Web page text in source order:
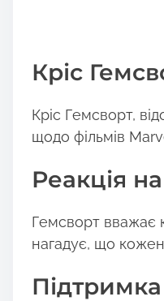
o
s
Кріс
Кріс Гемсворт,
щодо фільмів
Реакція
Гемсворт вважає
нагадує, що